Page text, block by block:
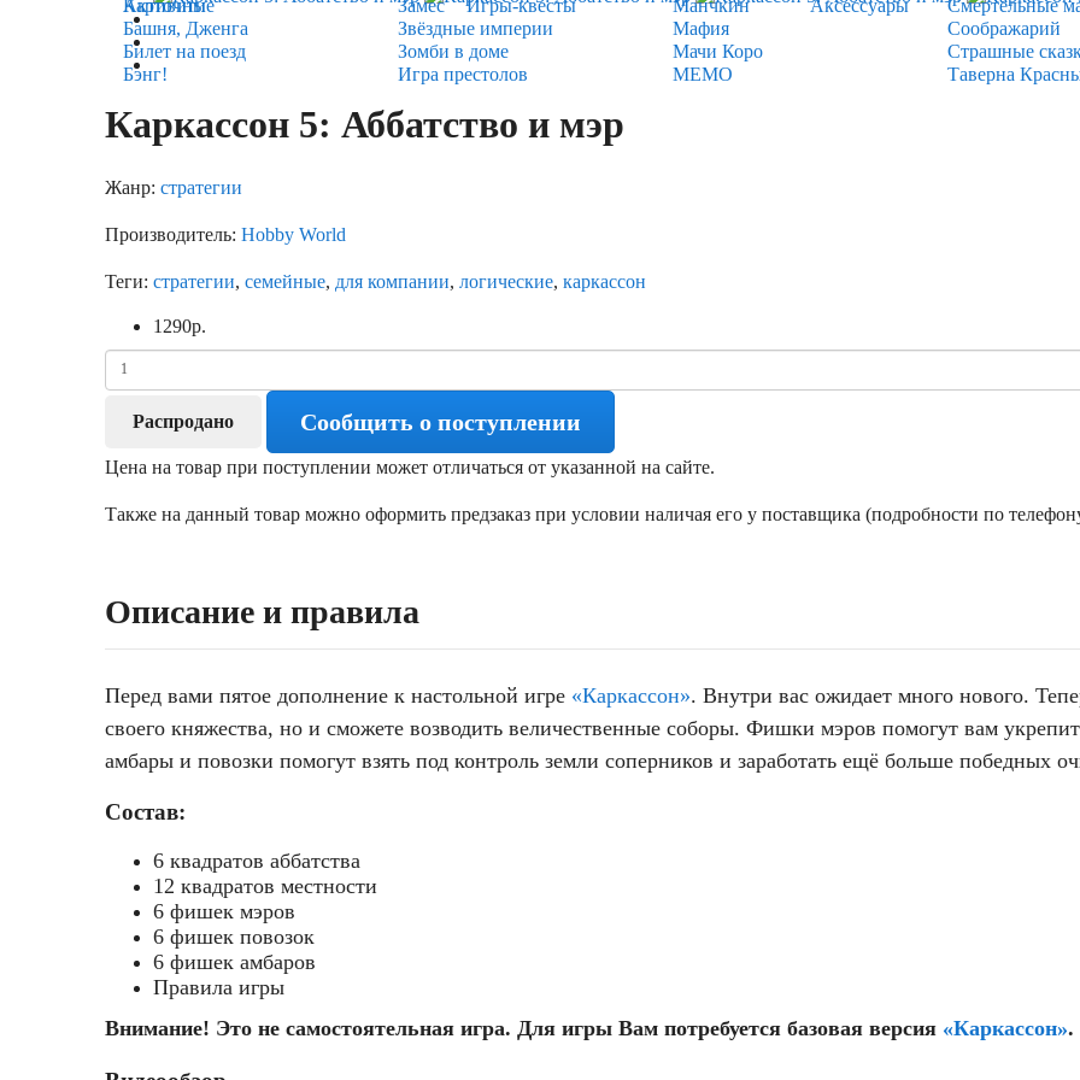
Карточные
Игры-квесты
Аксессуары
Активити
Башня, Дженга
Билет на поезд
Бэнг!
Замес
Звёздные империи
Зомби в доме
Игра престолов
Манчкин
Мафия
Мачи Коро
МЕМО
Смертельные
Соображарий
Страшные
Таверна
Каркассон 5: Аббатство и мэр
Жанр: стратегии
Производитель: Hobby World
Теги: стратегии, семейные, для компании, логические, каркассон
1290р.
Распродано Сообщить о поступлении
Цена на товар при поступлении может отличаться от указанной на сайте.
Также на данный товар можно оформить предзаказ при условии наличая его у поставщика (подробности по
Описание и правила
Перед вами пятое дополнение к настольной игре «Каркассон». Внутри вас ожидает много нового.
своего княжества, но и сможете возводить величественные соборы. Фишки мэров помогут вам
амбары и повозки помогут взять под контроль земли соперников и заработать ещё больше победных
Состав:
6 квадратов аббатства
12 квадратов местности
6 фишек мэров
6 фишек повозок
6 фишек амбаров
Правила игры
Внимание! Это не самостоятельная игра. Для игры Вам потребуется базовая версия «Каркассон».